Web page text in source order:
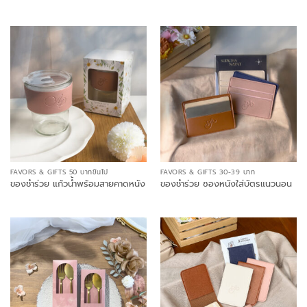
FAVORS & GIFTS 50 บาทขึ้นไป
ของชำร่วย แก้วน้ำพร้อมสายคาดหนัง
FAVORS & GIFTS 30-39 บาท
ของชำร่วย ซองหนังใส่บัตรแนวนอน